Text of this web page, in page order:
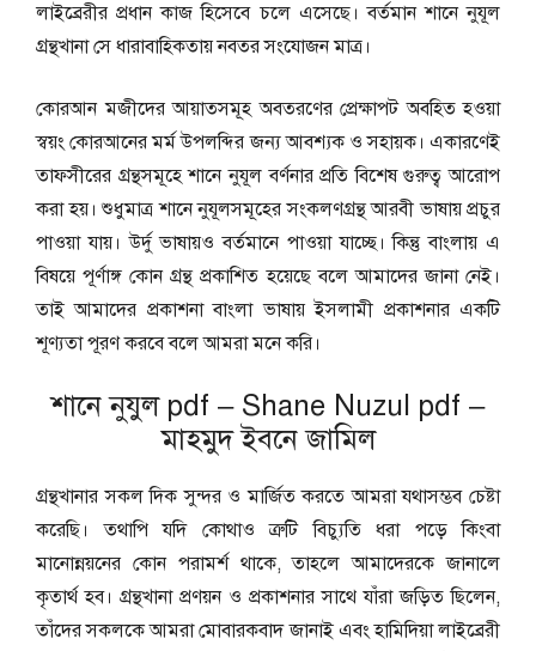
লাইব্রেরীর প্রধান কাজ হিসেবে চলে এসেছে। বর্তমান শানে নুযূল
গ্রন্থখানা সে ধারাবাহিকতায় নবতর সংযোজন মাত্র।
কোরআন মজীদের আয়াতসমূহ অবতরণের প্রেক্ষাপট অবহিত হওয়া
স্বয়ং কোরআনের মর্ম উপলব্দির জন্য আবশ্যক ও সহায়ক। একারণেই
তাফসীরের গ্রন্থসমূহে শানে নুযূল বর্ণনার প্রতি বিশেষ গুরুত্ব আরোপ
করা হয়। শুধুমাত্র শানে নুযূলসমূহের সংকলণগ্রন্থ আরবী ভাষায় প্রচুর
পাওয়া যায়। উর্দু ভাষায়ও বর্তমানে পাওয়া যাচ্ছে। কিন্তু বাংলায় এ
বিষয়ে পূর্ণাঙ্গ কোন গ্রন্থ প্রকাশিত হয়েছে বলে আমাদের জানা নেই।
তাই আমাদের প্রকাশনা বাংলা ভাষায় ইসলামী প্রকাশনার একটি
শূণ্যতা পূরণ করবে বলে আমরা মনে করি।
শানে নুযুল pdf – Shane Nuzul pdf –
মাহমুদ ইবনে জামিল
গ্রন্থখানার সকল দিক সুন্দর ও মার্জিত করতে আমরা যথাসম্ভব চেষ্টা
করেছি। তথাপি যদি কোথাও ত্রুটি বিচ্যুতি ধরা পড়ে কিংবা
মানোন্নয়নের কোন পরামর্শ থাকে, তাহলে আমাদেরকে জানালে
কৃতার্থ হব। গ্রন্থখানা প্রণয়ন ও প্রকাশনার সাথে যাঁরা জড়িত ছিলেন,
তাঁদের সকলকে আমরা মোবারকবাদ জানাই এবং হামিদিয়া লাইব্রেরী